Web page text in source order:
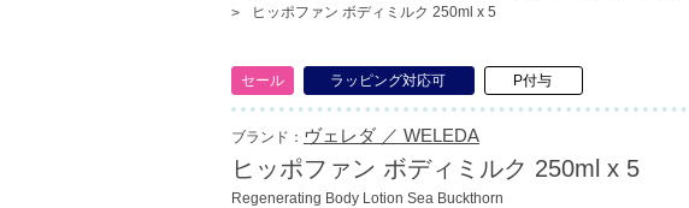
ヒッポファン ボディミルク 250ml x 5
セール ラッピング対応可 P付与
ブランド： ヴェレダ ／ WELEDA
ヒッポファン ボディミルク 250ml x 5
Regenerating Body Lotion Sea Buckthorn